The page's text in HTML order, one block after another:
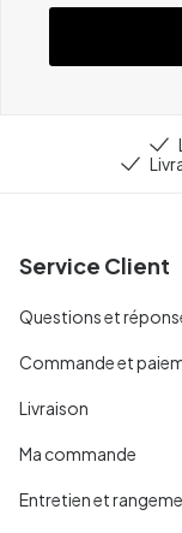
Service Client
Questions et
Commande et
Livraison
Ma commande
Entretien et